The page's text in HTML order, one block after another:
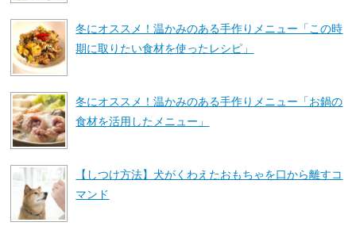
冬にオススメ！温かみのある手作りメニュー「この時
期に取りたい食材を使ったレシピ」
冬にオススメ！温かみのある手作りメニュー「お鍋の
食材を活用したメニュー」
【しつけ方法】犬がくわえたおもちゃを口から離すコ
マンド